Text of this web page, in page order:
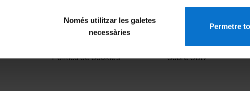
Només utilitzar les galetes
necessàries
Permetre
Política de Cookies
Sobre UBtv